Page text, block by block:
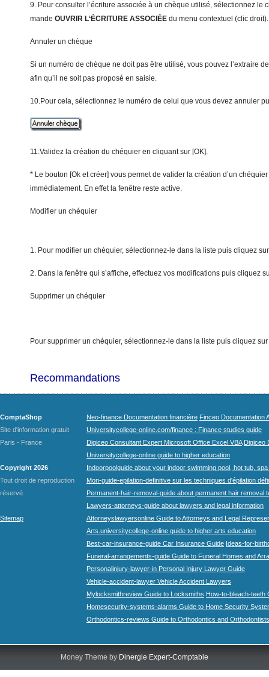
9. Pour consulter l’écriture associée à un chèque utilisé, sélectionnez le
mande OUVRIR L‘ÉCRITURE ASSOCIÉE du menu contextuel (clic droit).
Annuler un chèque
Si un numéro de chèque ne doit pas être utilisé, vous pouvez l’extraire
afin qu’il ne soit pas proposé en saisie.
10.Pour cela, sélectionnez le numéro de celui que vous devez annuler
11.Validez la création du chéquier en cliquant sur [OK].
* Le bouton [Ok et créer] vous permet de valider la création d’un
immédiatement. En effet la fenêtre reste active.
Modifier un chéquier
1. Pour modifier un chéquier, sélectionnez-le dans la liste puis cliquez
2. Dans la fenêtre qui s’affiche, effectuez vos modifications puis cliquez
Supprimer un chéquier
Pour supprimer un chéquier, sélectionnez-le dans la liste puis cliquez
Recommandations
ComptaShop
Site d'information gratuit
Paris - France
Copyright 2026
Tout droit de reproduction
réservé.
Sitemap
Neo-finance Documentation financière Finceo Documentation
Universitycollege-online.com/finance : Finance studies guide
Digiceo Consultant Expert Microsoft Office Excel VBA Digiceo
Universitycollege-online guide to higher education
Indoorpoolguide about your indoor swimming pool, hot tub,
Mon-guide-epilation-definitive sur les techniques d'épilation
Permanent-hair-removal-guide about permanent hair removal
Lawyers-attorneys-guide about lawyers and legal information
Attorneyslawyersonline Guide to Attorneys and Legal
Arts.universitycollege-online guide to higher arts education
Best-car-insurance-guide Car Insurance Guide Ideas-for-
Funeral-arrangements-guide Guide to Funeral Homes and
Personalinjury-lawyer-in Personal Injury Lawyer Guide
Vehicle-accident-lawyer Vehicle Accident Lawyers
Mylocksmithreview Guide to Locksmiths How-to-bleach-teeth
Homesecurity-systems-alarms Guide to Home Security
Orthodontics-reviews Guide to Orthodontics and Orthodontists
Money Theme by Dinergie Expert-Comptable